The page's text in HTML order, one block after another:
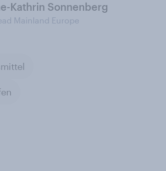
Kathrin Sonnenberg
Mainland Europe